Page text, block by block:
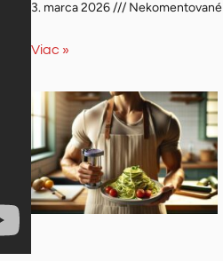
3. marca 2026 Nekomentované
Viac »